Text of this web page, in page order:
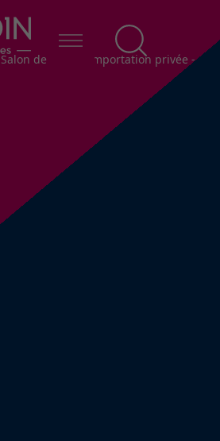
Salon des vins d’importation privée -